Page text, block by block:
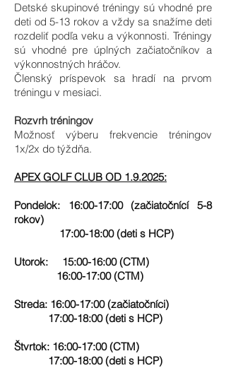
Detské skupinové tréningy sú vhodné pre
deti od 5-13 rokov a vždy sa snažíme deti
rozdeliť podľa veku a výkonnosti. Tréningy
sú vhodné pre úplných začiatočníkov a
výkonnostných hráčov.
Členský príspevok sa hradí na prvom
tréningu v mesiaci.
Rozvrh tréningov
Možnosť výberu frekvencie tréningov
1x/2x do týždňa.
APEX GOLF CLUB OD 1.9.2025:
Pondelok: 16:00-17:00 (začiatočnící 5-8
rokov)
17:00-18:00 (deti s HCP)
Utorok: 15:00-16:00 (CTM)
16:00-17:00 (CTM)
Streda: 16:00-17:00 (začiatočníci)
17:00-18:00 (deti s HCP)
Štvrtok: 16:00-17:00 (CTM)
17:00-18:00 (deti s HCP)